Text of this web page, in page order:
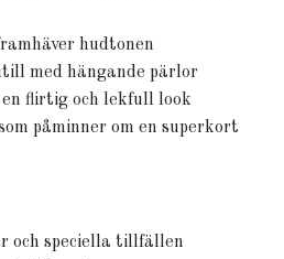
hudtonen
med hängande pärlor
flirtig och lekfull look
påminner om en superkort
och speciella tillfällen